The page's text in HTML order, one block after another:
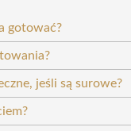
gotować?
jeśli są surowe?